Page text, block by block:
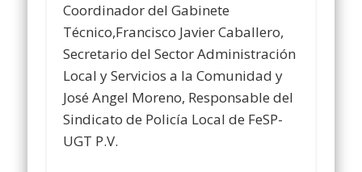
Coordinador del Gabinete
Técnico,Francisco Javier Caballero,
Secretario del Sector Administración
Local y Servicios a la Comunidad y
José Angel Moreno, Responsable del
Sindicato de Policía Local de FeSP-
UGT P.V.